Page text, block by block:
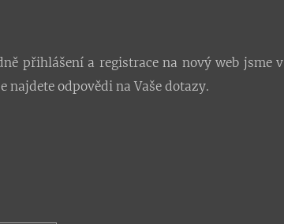
přihlášení a registrace na nový web jsme v
najdete odpovědi na Vaše dotazy.